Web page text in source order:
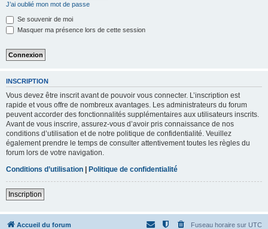
J’ai oublié mon mot de passe
Se souvenir de moi
Masquer ma présence lors de cette session
INSCRIPTION
Vous devez être inscrit avant de pouvoir vous connecter. L’inscription est
rapide et vous offre de nombreux avantages. Les administrateurs du forum
peuvent accorder des fonctionnalités supplémentaires aux utilisateurs inscrits.
Avant de vous inscrire, assurez-vous d’avoir pris connaissance de nos
conditions d’utilisation et de notre politique de confidentialité. Veuillez
également prendre le temps de consulter attentivement toutes les règles du
forum lors de votre navigation.
Conditions d’utilisation | Politique de confidentialité
Inscription
Accueil du forum Fuseau horaire sur UTC